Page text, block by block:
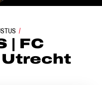
EMMEN - FC UTRECHT
| FC
Utrecht